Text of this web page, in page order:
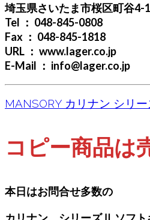
埼玉県さいたま市桜区町谷4-
Tel ： 048-845-0808
Fax ： 048-845-1818
URL ： www.lager.co.jp
E-Mail ： info@lager.co.jp
MANSORY カリナン シリ
コピー商品は
本日はお問合せ多数の